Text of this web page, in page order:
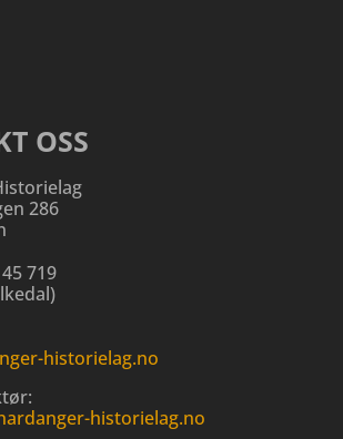
OSS
286
719
)
historielag.no
historielag.no